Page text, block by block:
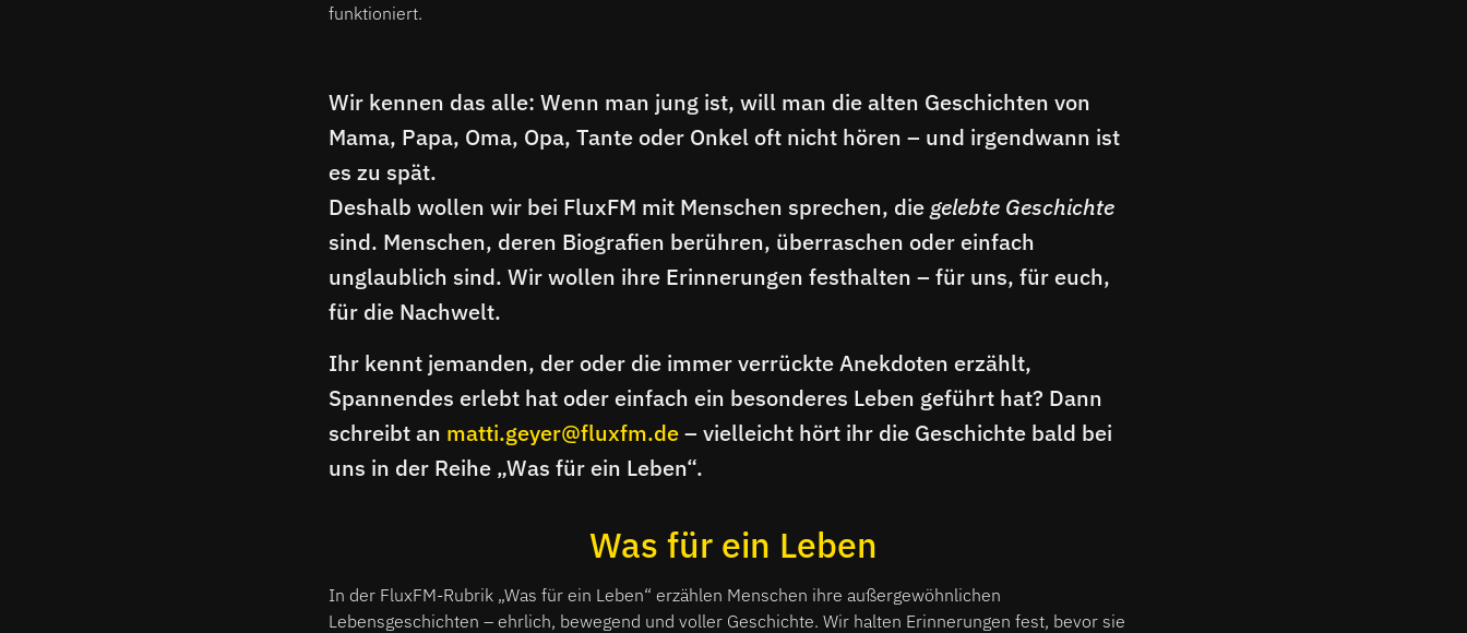
funktioniert.
Wir kennen das alle: Wenn man jung ist, will man die alten Geschichten von
Mama, Papa, Oma, Opa, Tante oder Onkel oft nicht hören – und irgendwann ist
es zu spät.
Deshalb wollen wir bei FluxFM mit Menschen sprechen, diegelebte Geschichte
sind. Menschen, deren Biografien berühren, überraschen oder einfach
unglaublich sind. Wir wollen ihre Erinnerungen festhalten – für uns, für euch,
für die Nachwelt.
Ihr kennt jemanden, der oder die immer verrückte Anekdoten erzählt,
Spannendes erlebt hat oder einfach ein besonderes Leben geführt hat? Dann
schreibt an matti.geyer@fluxfm.de– vielleicht hört ihr die Geschichte bald bei
uns in der Reihe „Was für ein Leben“.
Was für ein Leben
In der FluxFM-Rubrik „Was für ein Leben“ erzählen Menschen ihre außergewöhnlichen
Lebensgeschichten – ehrlich, bewegend und voller Geschichte. Wir halten Erinnerungen fest, bevor sie